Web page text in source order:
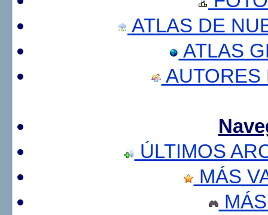
ATLAS DE
ATLAS
AUTORES
ÚLTIMOS
MÁS